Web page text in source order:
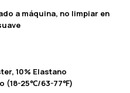
a máquina, no limpiar en
10% Elastano
(18-25℃/63-77℉)